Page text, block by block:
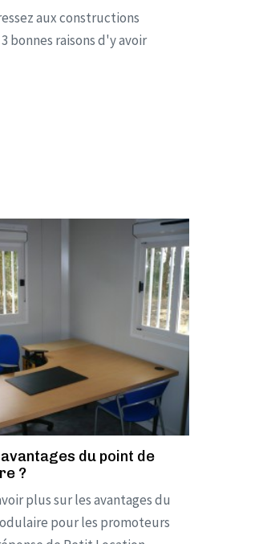
aux constructions
bonnes raisons d'y avoir
du point de
?
plus sur les avantages du
pour les promoteurs